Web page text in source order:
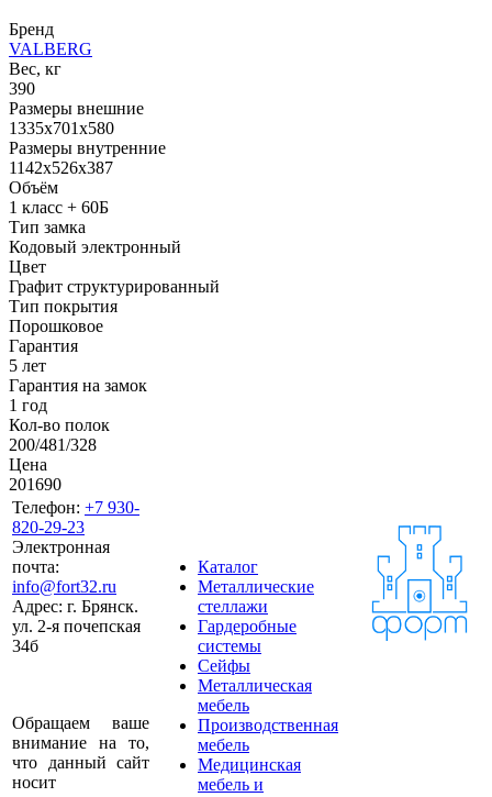
Бренд
VALBERG
Вес, кг
390
Размеры внешние
1335x701x580
Размеры внутренние
1142x526x387
Объём
1 класс + 60Б
Тип замка
Кодовый электронный
Цвет
Графит структурированный
Тип покрытия
Порошковое
Гарантия
5 лет
Гарантия на замок
1 год
Кол-во полок
200/481/328
Цена
201690
Телефон: +7 930-
820-29-23
Электронная
почта:
info@fort32.ru
Адрес: г. Брянск.
ул. 2-я почепская
34б
Обращаем ваше
внимание на то,
что данный сайт
носит
Каталог
Металлические
стеллажи
Гардеробные
системы
Сейфы
Металлическая
мебель
Производственная
мебель
Медицинская
мебель и